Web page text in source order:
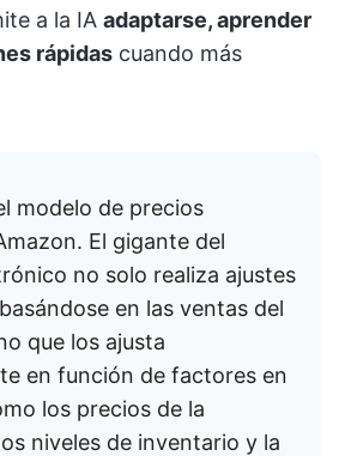
a la IA adaptarse, aprender
rápidas cuando más
modelo de precios
El gigante del
no solo realiza ajustes
en las ventas del
que los ajusta
en función de factores en
los precios de la
niveles de inventario y la